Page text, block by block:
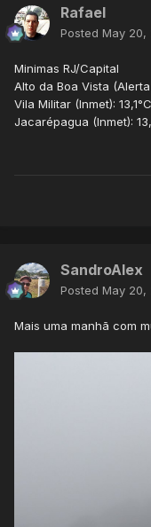
Rafael
Posted May 20,
Minimas RJ/Capital
Alto da Boa Vista (Alerta
Vila Militar (Inmet): 13,1°C
Jacarépagua (Inmet):
SandroAlex
Posted May 20,
Mais uma manhã com